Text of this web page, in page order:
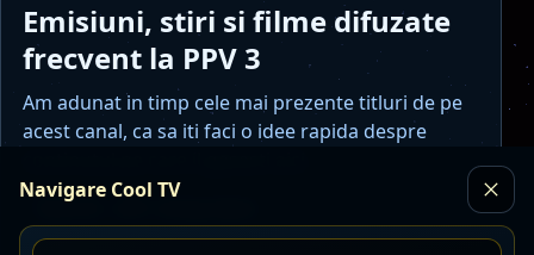
Navigare Cool TV
Emisiuni, stiri si filme difuzate
frecvent la PPV 3
Am adunat in timp cele mai prezente titluri de pe
acest canal, ca sa iti faci o idee rapida despre
Tenis M - ATP: Umag Open
Disponibil in istoricul recent al programului PPV 3